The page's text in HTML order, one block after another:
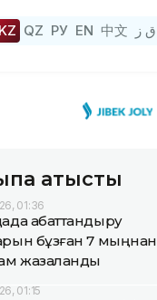
KZ QZ РУ EN 中文 ق ز
қатысты
01:36
абаттандыру
бұзған 7 мыңнан
жазаланды
01:15